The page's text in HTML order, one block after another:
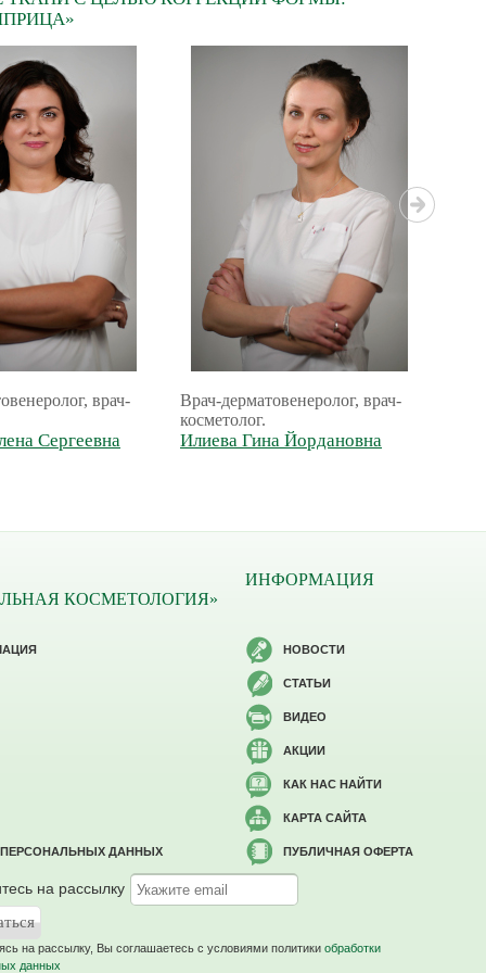
врач-
Сергеевна
Врач-дерматовенеролог, врач-
косметолог.
Илиева Гина Йордановна
КОСМЕТОЛОГИЯ»
ДАННЫХ
ИНФОРМАЦИЯ
НОВОСТИ
СТАТЬИ
ВИДЕО
АКЦИИ
КАК НАС НАЙТИ
КАРТА САЙТА
ПУБЛИЧНАЯ ОФЕРТА
на рассылку
на рассылку, Вы соглашаетесь c условиями политики обработки
данных